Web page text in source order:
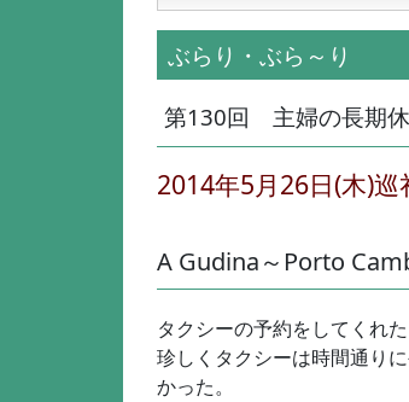
ぶらり・ぶら～り
第130回 主婦の長期休
2014年5月26日(木)巡
A Gudina～Porto
タクシーの予約をしてくれ
珍しくタクシーは時間通り
かった。